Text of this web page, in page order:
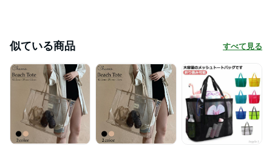
似ている商品 すべて見る